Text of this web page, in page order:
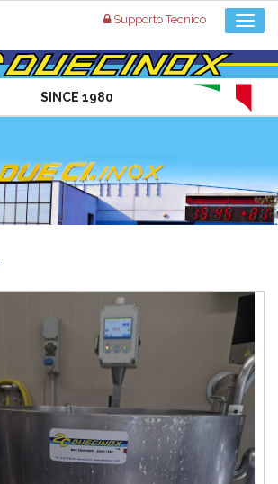
Supporto Tecnico
SINCE 1980